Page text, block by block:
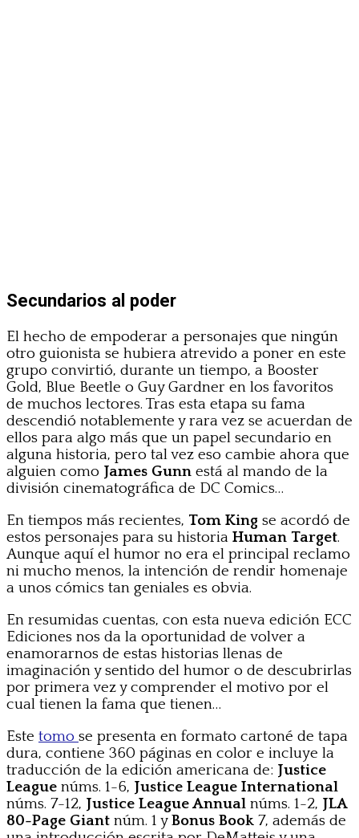
Secundarios al poder
El hecho de empoderar a personajes que ningún
otro guionista se hubiera atrevido a poner en este
grupo convirtió, durante un tiempo, a Booster
Gold, Blue Beetle o Guy Gardner en los favoritos
de muchos lectores. Tras esta etapa su fama
descendió notablemente y rara vez se acuerdan de
ellos para algo más que un papel secundario en
alguna historia, pero tal vez eso cambie ahora que
alguien como James Gunn está al mando de la
división cinematográfica de DC Comics…
En tiempos más recientes, Tom King se acordó de
estos personajes para su historia Human Target.
Aunque aquí el humor no era el principal reclamo
ni mucho menos, la intención de rendir homenaje
a unos cómics tan geniales es obvia.
En resumidas cuentas, con esta nueva edición ECC
Ediciones nos da la oportunidad de volver a
enamorarnos de estas historias llenas de
imaginación y sentido del humor o de descubrirlas
por primera vez y comprender el motivo por el
cual tienen la fama que tienen…
Este tomo se presenta en formato cartoné de tapa
dura, contiene 360 páginas en color e incluye la
traducción de la edición americana de: Justice
League núms. 1-6, Justice League International
núms. 7-12, Justice League Annual núms. 1-2, JLA
80-Page Giant núm. 1 yBonus Book 7, además de